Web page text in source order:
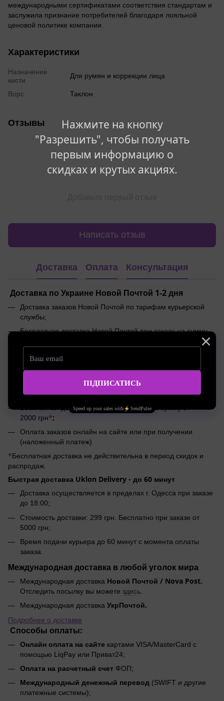
Нажмите на кнопку
"Разрешить", чтобы получать
первым информацию о
скидках и крутых акциях.
международными сертификатами соответствия стандартам и
заслужила признание потребителей благодаря лояльной
ценовой политике компании.
Характеристики
Назначение
кисти
Для румян и коррекции лица
Ворс Таклон
Отзывы
Написать отзыв
Доставка Оплата Консультация
Доставка по Украине Новой Почтой 1-2 дня
Доставка заказов Новой Почтой по тарифам курьерской
службы;
Бесплатная доставка Новой Почтой при заказе на сумму
Оплата заказов онлайн на сайте или при получении
Доставка по Украине Meest 1-4 дня
Доставка заказов Meest по тарифам курьерской службы;
Бесплатная доставка Meest при заказе на сумму от
2000 грн*;
Оплата заказов онлайн на сайте или при получении
(наложенный платеж)
*Бесплатная доставка не действительна в период скидок и
распродаж.
Быстрая доставка Uklon Delivery - до 60 минут
Доставка осуществляется в пределах г. Одесса при заказе
до 18:00;
Стоимость доставки: 299 грн. Бесплатно при заказе от
5000 грн;
Время подачи курьера до 60 минут с момента оплаты
заказа.
Международная доставка в любой уголок мира
Международная доставка Новой Почтой / Nova Post.
Отследить посылку вы можете здесь
Международная доставка УкрПочтой.
Подробнее о доставке
Способы оплаты:
Онлайн оплата на сайте картами VISA/MasterCard с
помощью LiqPay или Приват24;
Оплата на расчетный счет ФОП;
Международный денежный перевод (SWIFT и другие
платежные системы);